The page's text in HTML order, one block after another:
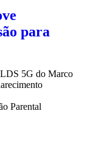
para
5G do Marco